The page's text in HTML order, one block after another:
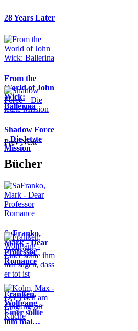
28 Years Later
From the
World of John
Wick:
Ballerina
Shadow Force
– Die letzte
Mission
Prev Next
Bücher
SaFranko,
Mark - Dear
Professor
Romance
Franßen,
Wolfgang -
Einer sollte
ihm mal…